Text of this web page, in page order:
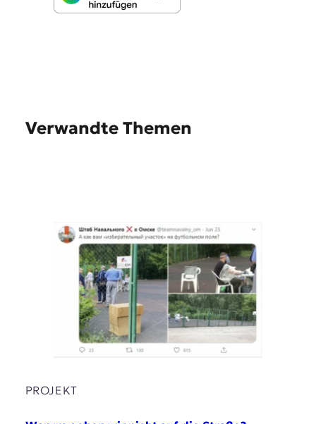
Verwandte Themen
PROJEKT